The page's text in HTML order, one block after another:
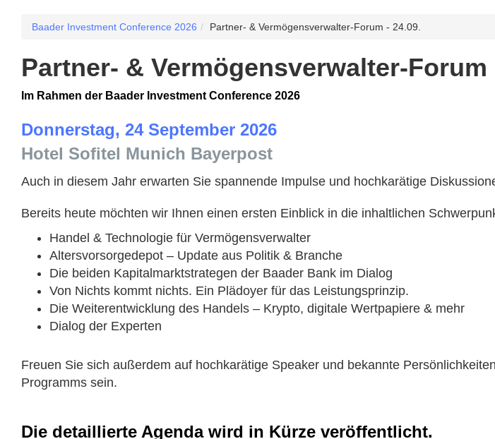
Baader Investment Conference 2026 Partner- & Vermögensverwalter-Forum - 24.09.
Partner- & Vermögensverwalter-Forum
Im Rahmen der Baader Investment Conference 2026
Donnerstag, 24 September 2026
Hotel Sofitel Munich Bayerpost
Auch in diesem Jahr erwarten Sie spannende Impulse und hochkarätige
Bereits heute möchten wir Ihnen einen ersten Einblick in die inhaltlichen
Handel & Technologie für Vermögensverwalter
Altersvorsorgedepot – Update aus Politik & Branche
Die beiden Kapitalmarktstrategen der Baader Bank im Dialog
Von Nichts kommt nichts. Ein Plädoyer für das Leistungsprinzip.
Die Weiterentwicklung des Handels – Krypto, digitale Wertpapiere & mehr
Dialog der Experten
Freuen Sie sich außerdem auf hochkarätige Speaker und bekannte
Programms sein.
Die detaillierte Agenda wird in Kürze veröffentlicht.